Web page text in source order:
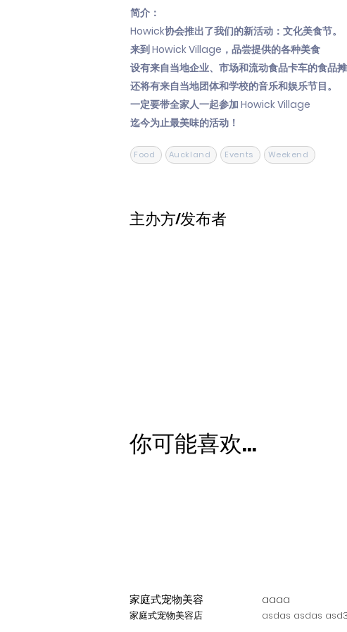
简介：
Howick协会推出了我们的新活动：文化美食节。
来到 Howick Village，品尝提供的各种美食
设有来自当地企业、市场和流动食品卡车的食品
还将有来自当地团体和学校的音乐和娱乐节目。
一定要带全家人一起参加 Howick Village
迄今为止最美味的活动！
Food Auckland Events Weekend
主办方/发布者
你可能喜欢...
家庭式宠物美容
家庭式宠物美容店
aaaa
asdas asdas